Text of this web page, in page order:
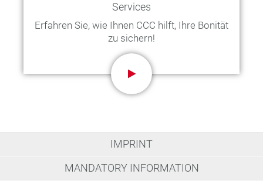
Services
Erfahren Sie, wie Ihnen CCC hilft, Ihre Bonität
zu sichern!
IMPRINT
MANDATORY INFORMATION